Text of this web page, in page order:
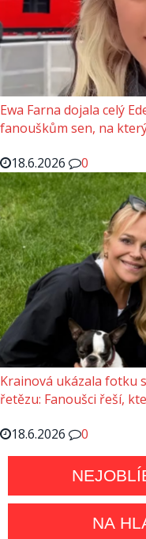
Ewa Farna dojala celý
fanouškům sen, na
18.6.2026
0
Krainová ukázala fotku
řetězu: Fanoušci řeší,
18.6.2026
0
NA